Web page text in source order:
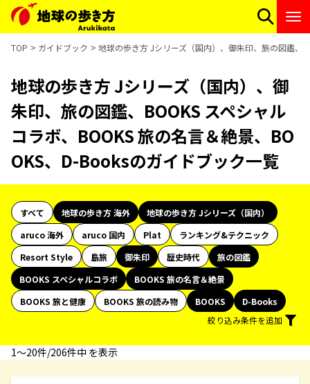
TOP ガイドブック 地球の歩き方 Jシリーズ（国内）、御朱印、旅の図鑑、
地球の歩き方 Jシリーズ（国内）、御
朱印、旅の図鑑、BOOKS スペシャル
コラボ、BOOKS 旅の名言＆絶景、BO
OKS、D-Booksのガイドブック一覧
すべて 地球の歩き方 海外
地球の歩き方 Jシリーズ（国内）
aruco 海外
aruco 国内 Plat
ランキング&テクニック
Resort Style
島旅 御朱印 歴史時代
旅の図鑑
BOOKS スペシャルコラボ
BOOKS 旅の名言＆絶景
BOOKS 旅と健康
BOOKS 旅の読み物 BOOKS
D-Books
絞り込み条件を追加
1〜20件/206件中 を表示